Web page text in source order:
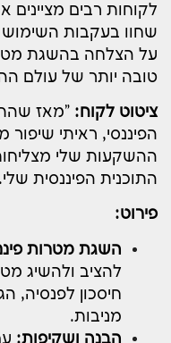
לקוחות רבים
שחוו בעקבות השימוש
על הצלחה בהשגת
טובה יותר של עולם
ציטוט לקוח: "מאז
הפיננסי, ראיתי
ההשקעות שלי
התוכנית הפיננסית
פירוט:
השגת מטרות
להציב ולהשיג
חיסכון לפנסיה,
מניבות.
הבנה ושקיפות: